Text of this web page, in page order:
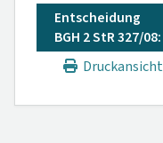
Entscheidung
BGH 2 StR 327/08:
Druckansicht